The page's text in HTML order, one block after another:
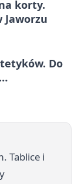
korty.
Jaworzu
Do
Tablice i